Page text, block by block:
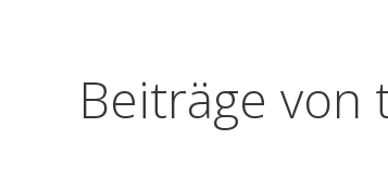
Beiträge von